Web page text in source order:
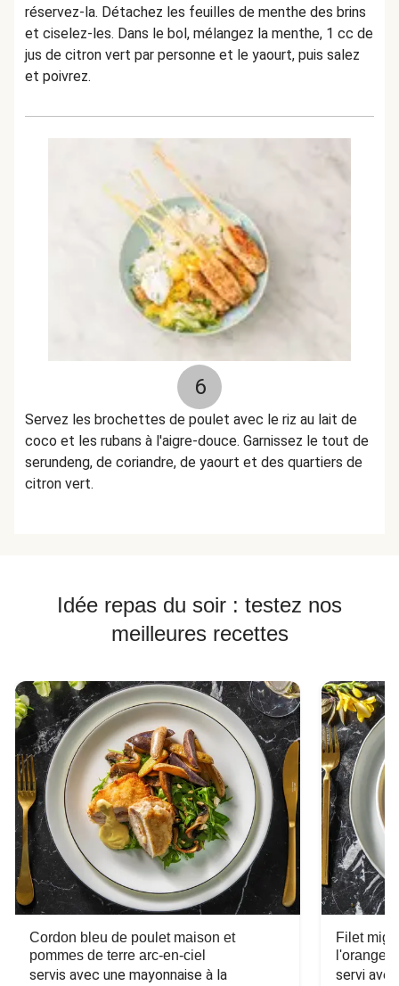
réservez-la. Détachez les feuilles de menthe des brins
et ciselez-les. Dans le bol, mélangez la menthe, 1 cc de
jus de citron vert par personne et le yaourt, puis salez
et poivrez.
6
Servez les brochettes de poulet avec le riz au lait de
coco et les rubans à l'aigre-douce. Garnissez le tout de
serundeng, de coriandre, de yaourt et des quartiers de
citron vert.
Idée repas du soir : testez nos
meilleures recettes
Cordon bleu de poulet maison et
pommes de terre arc-en-ciel
servis avec une mayonnaise à la
Filet
l'orange
servi